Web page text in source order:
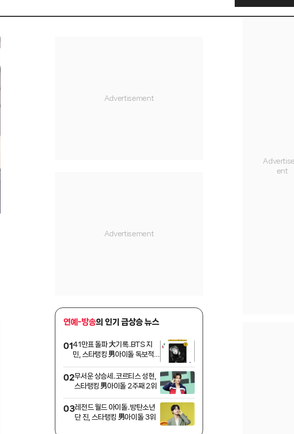
연예-방송의 인기 급상승 뉴스
0141만표 돌파 大기록..BTS 지
민, 스타랭킹 男아이돌 독보적 1
02무서운 상승세..코르티스 성현,
스타랭킹 男아이돌 2주째 2위
03레전드 월드 아이돌..방탄소년
단 진, 스타랭킹 男아이돌 3위